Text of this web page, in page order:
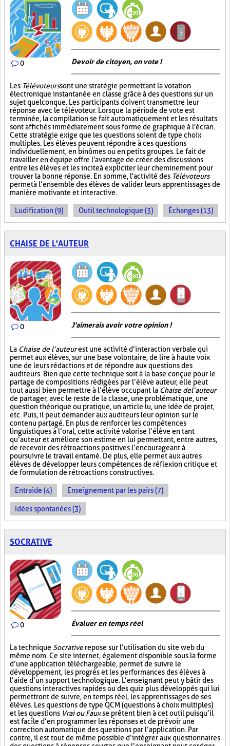
0 Devoir de citoyen, on vote !
Les Télévoteurssont une stratégie permettant la votation
électronique instantanée en classe grâce à des questions sur un
sujet quelconque. Les participants doivent transmettre leur
réponse avec le télévoteur. Lorsque la période de vote est
terminée, la compilation se fait automatiquement et les résultats
sont affichés immédiatement sous forme de graphique à l'écran.
Cette stratégie exige que les questions soient de type choix
multiples. Les élèves peuvent répondre à ces questions
individuellement, en binômes ou en petits groupes. Le fait de
travailler en équipe offre l'avantage de créer des discussions
entre les élèves et les incite à expliciter leur cheminement pour
trouver la bonne réponse. En somme, l'activité des Télévoteurs
permet à l’ensemble des élèves de valider leurs apprentissages de
manière motivante et interactive.
Ludification (9) Outil technologique (3) Échanges (13)
CHAISE DE L'AUTEUR
0 J'aimerais avoir votre opinion !
La Chaise de l’auteurest une activité d’interaction verbale qui
permet aux élèves, sur une base volontaire, de lire à haute voix
une de leurs rédactions et de répondre aux questions des
auditeurs. Bien que cette technique soit à la base conçue pour le
partage de compositions rédigées par l’élève auteur, elle peut
tout aussi bien permettre à l’élève occupant la Chaise de l’auteur
de partager, avec le reste de la classe, une problématique, une
question théorique ou pratique, un article lu, une idée de projet,
etc. Puis, il peut demander aux auditeurs leur opinion sur le
contenu partagé. En plus de renforcer les compétences
linguistiques à l’oral, cette activité valorise l’élève en tant
qu’auteur et améliore son estime en lui permettant, entre autres,
de recevoir des rétroactions positives l’encourageant à
poursuivre le travail entamé. De plus, elle permet aux autres
élèves de développer leurs compétences de réflexion critique et
de formulation de rétroactions constructives.
Entraide (4) Enseignement par les pairs (7)
Idées spontanées (3)
SOCRATIVE
0 Évaluer en temps réel
La technique Socrativerepose sur l’utilisation du site web du
même nom. Ce site internet, également disponible sous la forme
d’une application téléchargeable, permet de suivre le
développement, les progrès et les performances des élèves à
l’aide d’un support technologique. L’enseignant peut y bâtir des
questions interactives rapides ou des quiz plus développés qui lui
permettront de suivre, en temps réel, les apprentissages de ses
élèves. Les questions de type QCM (questions à choix multiples)
et les questions Vrai ou Fauxse prêtent bien à cet outil puisqu’il
est facile d’en programmer les réponses et de prévoir une
correction automatique des questions par l’application. Par
contre, il est tout de même possible d’intégrer aux questionnaires